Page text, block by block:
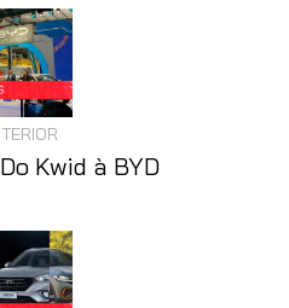
Kwid à BYD